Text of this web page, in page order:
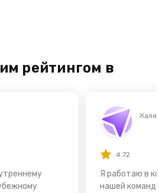
рейтингом в
4.72
Я работаю в
нашей